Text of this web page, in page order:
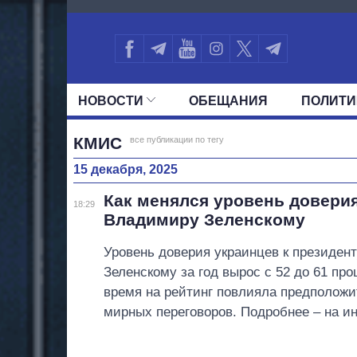
811
НОВОСТИ ОБЕЩАНИЯ
ВСЕ ПОЛИТИКИ
КМИС все публикации по тегу
15 декабря, 2025
18:29
Как менялся уровень
Владимиру Зеленскому
Уровень доверия украинцев к
Зеленскому за год вырос с 52 до 61
время на рейтинг повлияла
мирных переговоров. Подробнее – на